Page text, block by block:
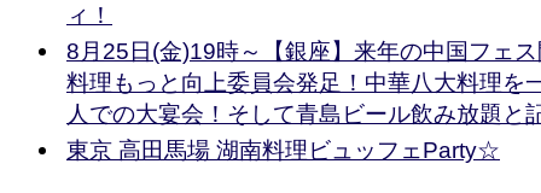
ィ！
8月25日(金)19時～【銀座】来年の中国フェ
料理もっと向上委員会発足！中華八大料理を
人での大宴会！そして青島ビール飲み放題と
東京 高田馬場 湖南料理ビュッフェParty☆